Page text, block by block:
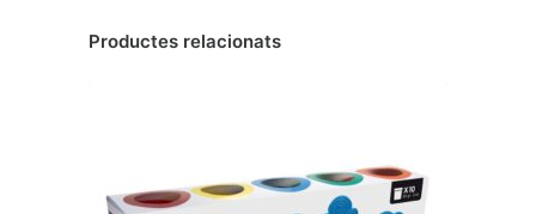
Productes relacionats